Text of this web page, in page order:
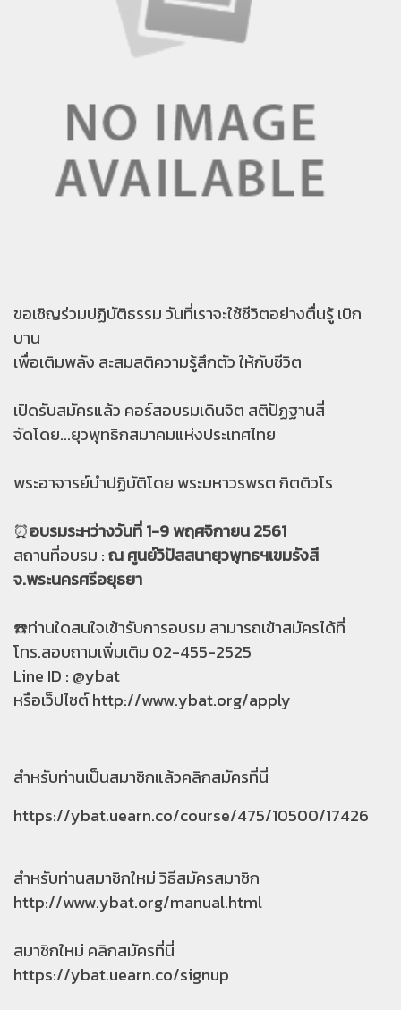
ขอเชิญร่วมปฏิบัติธรรม วันที่เราจะใช้ชีวิตอย่างตื่นรู้ เบิก
บาน
เพื่อเติมพลัง สะสมสติความรู้สึกตัว ให้กับชีวิต
เปิดรับสมัครแล้ว คอร์สอบรมเดินจิต สติปัฏฐานสี่
จัดโดย...ยุวพุทธิกสมาคมแห่งประเทศไทย
พระอาจารย์นำปฏิบัติโดย พระมหาวรพรต กิตติวโร
⏰อบรมระหว่างวันที่ 1-9 พฤศจิกายน 2561
สถานที่อบรม :ณ ศูนย์วิปัสสนายุวพุทธฯเขมรังสี
จ.พระนครศรีอยุธยา
☎️ท่านใดสนใจเข้ารับการอบรม สามารถเข้าสมัครได้ที่
โทร.สอบถามเพิ่มเติม 02-455-2525
Line ID : @ybat
หรือเว็ปไซต์http://www.ybat.org/apply
สำหรับท่านเป็นสมาชิกแล้วคลิกสมัครที่นี่
https://ybat.uearn.co/course/475/10500/17426
สำหรับท่านสมาชิกใหม่ วิธีสมัครสมาชิก
http://www.ybat.org/manual.html
สมาชิกใหม่ คลิกสมัครที่นี่
https://ybat.uearn.co/signup